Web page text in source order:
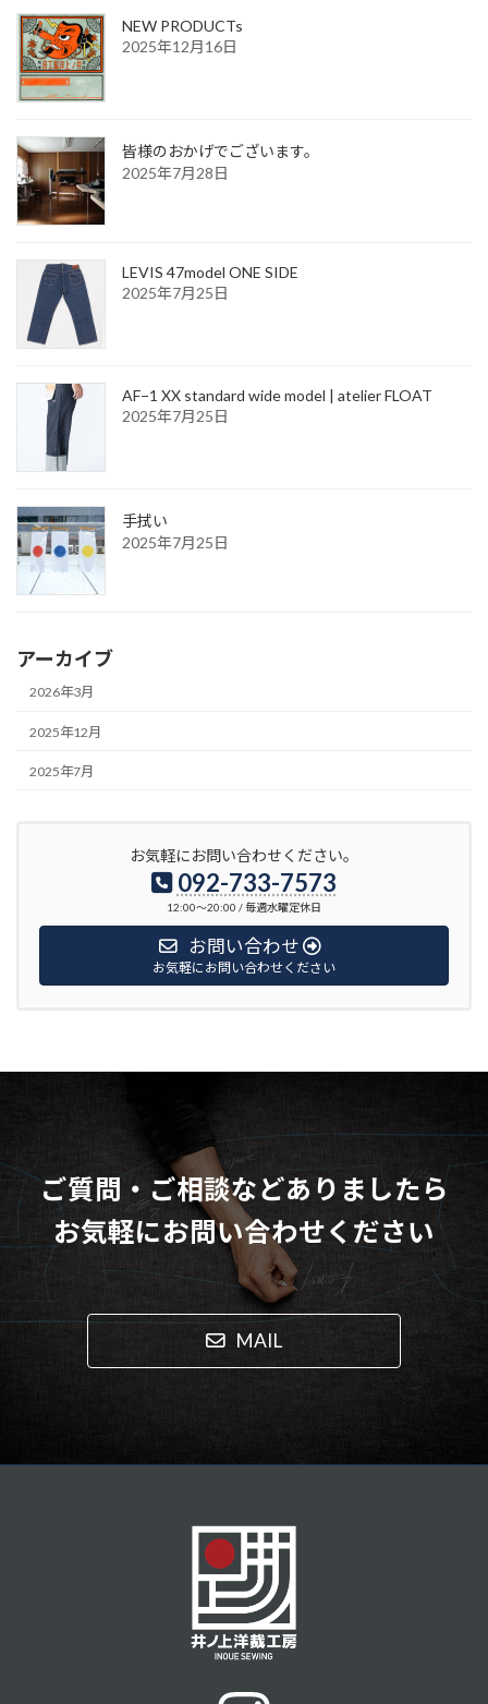
送
り
NEW PRODUCTs
2025年12月16日
皆様のおかげでございます。
2025年7月28日
LEVIS 47model ONE SIDE
2025年7月25日
AF−1 XX standard wide model | atelier FLOAT
2025年7月25日
手拭い
2025年7月25日
アーカイブ
2026年3月
2025年12月
2025年7月
お気軽にお問い合わせください。
092-733-7573
12:00〜20:00 / 毎週水曜定休日
お問い合わせ
お気軽にお問い合わせください
ご質問・ご相談などありましたら
お気軽にお問い合わせください
MAIL